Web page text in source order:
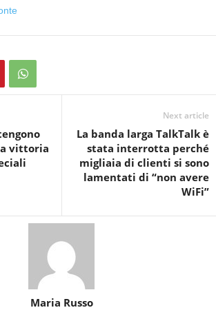
vittoria
Next article
La banda larga TalkTalk è
stata interrotta perché
migliaia di clienti si sono
lamentati di “non avere
WiFi”
Maria Russo